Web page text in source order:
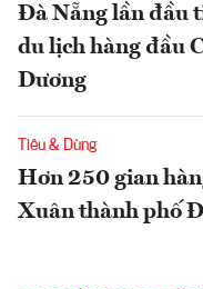
Đà Nẵng lần đầu
du lịch hàng đầu
Dương
Tiêu & Dùng
Hơn 250 gian
Xuân thành phố